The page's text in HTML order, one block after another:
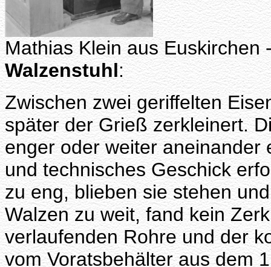
Mathias Klein aus
Walzenstuhl:
Zwischen zwei geriffelten
später der Grieß zerkleinert.
enger oder weiter aneinander
und technisches Geschick
zu eng, blieben sie stehen
Walzen zu weit, fand kein
verlaufenden Rohre und der
vom Voratsbehälter aus dem